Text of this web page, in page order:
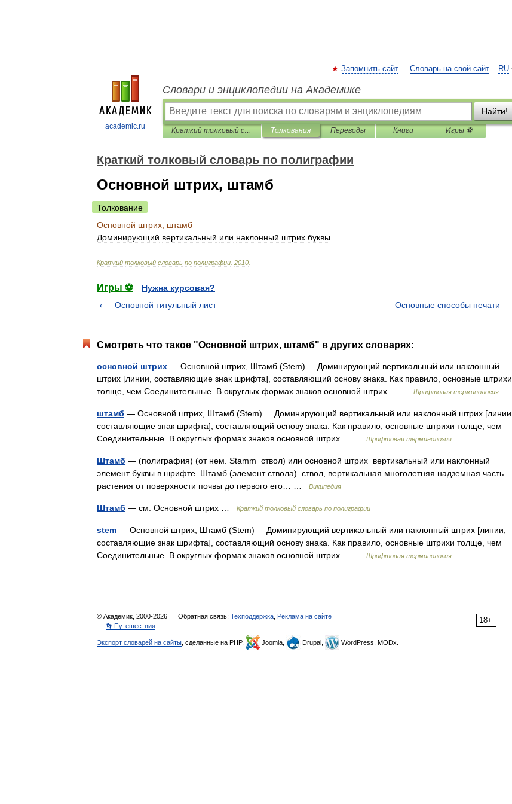
academic.ru
RU
Запомнить сайт Словарь на свой сайт
Словари и энциклопедии на Академике
Найти!
Краткий толковый словарь по полиграфии Толкования Переводы Книги Игры ⚽
Краткий толковый словарь по полиграфии
Основной штрих, штамб
Толкование
Основной штрих штамб
Доминирующий вертикальный или наклонный штрих буквы
Краткий толковый словарь по полиграфии 2010
Игры ⚽
Нужна курсовая?
Основной титульный лист
Основные способы печати
Смотреть что такое "Основной штрих, штамб" в других словарях:
основной штрих — Основной штрих, Штамб (Stem) Доминирующий вертикальный или наклонный
штрих [линии, составляющие знак шрифта], составляющий основу знака. Как правило, основные штрихи
толще, чем Соединительные. В округлых формах знаков основной штрих… …
Шрифтовая терминология
штамб — Основной штрих, Штамб (Stem) Доминирующий вертикальный или наклонный штрих [линии,
составляющие знак шрифта], составляющий основу знака. Как правило, основные штрихи толще, чем
Соединительные. В округлых формах знаков основной штрих… …
Шрифтовая терминология
Штамб — (полиграфия) (от нем. Stamm ствол) или основной штрих вертикальный или наклонный
элемент буквы в шрифте. Штамб (элемент ствола) ствол, вертикальная многолетняя надземная часть
растения от поверхности почвы до первого его… …
Википедия
Штамб — см. Основной штрих … Краткий толковый словарь по полиграфии
stem — Основной штрих, Штамб (Stem) Доминирующий вертикальный или наклонный штрих [линии,
составляющие знак шрифта], составляющий основу знака. Как правило, основные штрихи толще, чем
Соединительные. В округлых формах знаков основной штрих… …
Шрифтовая терминология
18+
© Академик, 2000-2026 Обратная связь: Техподдержка Реклама на сайте
👣 Путешествия
Экспорт словарей на сайты , сделанные на PHP, Joomla, Drupal, WordPress, MODx.